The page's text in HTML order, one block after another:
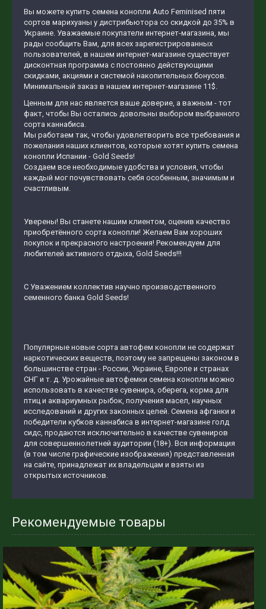
Вы можете купить семена конопли Auto Feminised пяти
сортов марихуаны у дистрибьютора со скидкой до 35% в
Украине. Уважаемые покупатели интернет-магазина, мы
рады сообщить Вам, для всех зарегистрированных
пользователей, в нашем интернет-магазине существует
дисконтная программа с постоянно действующими
скидками, акциями и системой накопительных бонусов.
Минимальный заказ в нашем интернет-магазине 11$.
Ценным для нас является ваше доверие, а важным - тот
факт, чтобы Вы остались довольны выбором выбранного
сорта каннабиса.
Мы работаем так, чтобы удовлетворить все требования и
пожелания наших клиентов, которые хотят купить семена
конопли Испании - Gold Seeds!
Создаем все необходимые удобства и условия, чтобы
каждый мог почувствовать себя особенным, значимым и
счастливым.
Уверены! Вы станете нашим клиентом, оценив качество
приобретённого сорта конопли! Желаем Вам хороших
покупок и прекрасного настроения! Рекомендуем для
любителей активного отдыха, Gold Seeds!!!
С Уважением коллектив научно производственного
семенного банка Gold Seeds!
Популярные новые сорта автофем конопли не содержат
наркотических веществ, поэтому не запрещены законом в
большинстве стран - России, Украине, Европе и странах
СНГ и т. д. Урожайные автофемки семена конопли можно
использовать в качестве сувенира, оберега, корма для
птиц и аквариумных рыбок, получения масел, научных
исследований и других законных целей. Семена афганки и
победители кубков каннабиса в интернет-магазине голд
сидс, продаются исключительно в качестве сувениров
для совершеннолетней аудитории (18+). Вся информация
(в том числе графические изображения) представленная
на сайте, принадлежат их владельцам и взяты из
открытых источников.
Рекомендуемые товары